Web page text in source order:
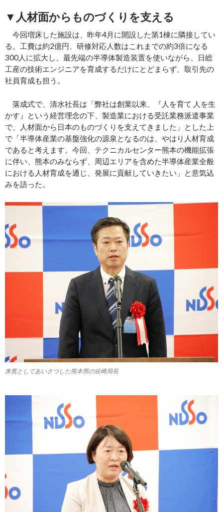
▼人材面からものづくりを支える
今回増床した施設は、昨年4月に開設した第1棟に隣接してい
る。工費は約2億円、研修対応人数はこれまでの約3倍になる
300人に拡大し、最先端の半導体製造装置を使いながら、日総
工産の技術エンジニアを育成するだけにとどまらず、取引先の
社員育成も担う。
落成式で、清水社長は「弊社は創業以来、『人を育て 人を生
かす』という経営理念の下、製造業における受託業務派遣事業
で、人材面から日本のものづくりを支えてきました」とした上
で「半導体産業の基盤強化の源泉となるのは、やはり人材育成
であると考えます。今回、テクニカルセンター熊本の機能拡張
に伴い、熊本のみならず、周辺エリアを含めた半導体産業全般
における人材育成を通じ、発展に貢献していきたい」と意気込
みを語った。
来賓としてあいさつした熊本県の佐﨑局長